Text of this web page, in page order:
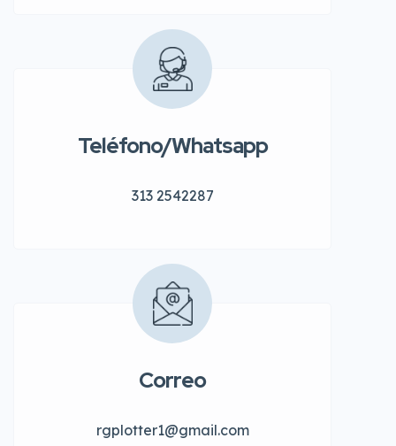
Teléfono/Whatsapp
313 2542287
Correo
rgplotter1@gmail.com